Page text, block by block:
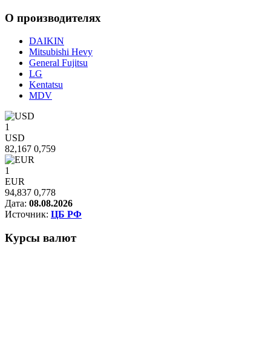
О производителях
DAIKIN
Mitsubishi Hevy
General Fujitsu
LG
Kentatsu
MDV
1
USD
82,167 0,759
1
EUR
94,837 0,778
Дата: 08.08.2026
Источник: ЦБ РФ
Курсы валют